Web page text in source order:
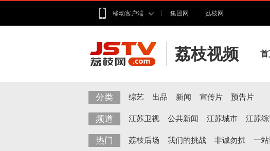
移动客户端 集团网 荔枝网
荔枝视频 首
分类 综艺 出品 新闻 宣传片 预告片
频道 江苏卫视 公共新闻 江苏城市 江苏
热门 荔枝后场 我们的挑战 非诚勿扰 一